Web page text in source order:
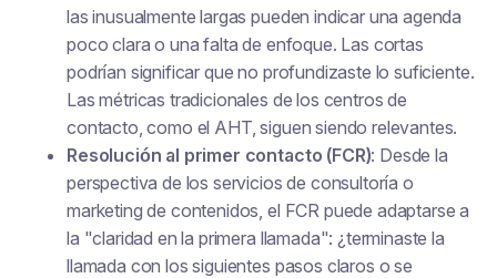
las inusualmente largas pueden indicar una agenda
poco clara o una falta de enfoque. Las cortas
podrían significar que no profundizaste lo suficiente.
Las métricas tradicionales de los centros de
contacto, como el AHT, siguen siendo relevantes.
Resolución al primer contacto (FCR): Desde la
perspectiva de los servicios de consultoría o
marketing de contenidos, el FCR puede adaptarse a
la "claridad en la primera llamada": ¿terminaste la
llamada con los siguientes pasos claros o se